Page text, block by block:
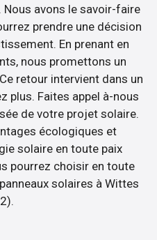
avons le savoir-faire
prendre une décision
En prenant en
nous promettons un
retour intervient dans un
plus. Faites appel à-nous
de votre projet solaire.
écologiques et
solaire en toute paix
pourrez choisir en toute
solaires à Wittes